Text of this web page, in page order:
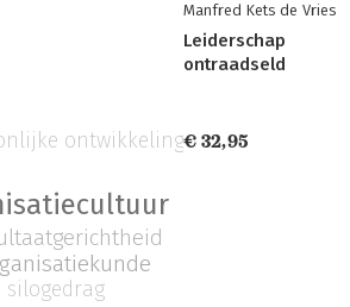
ontwikkeling
silogedrag
Manfred Kets de Vries
Leiderschap
ontraadseld
€ 32,95